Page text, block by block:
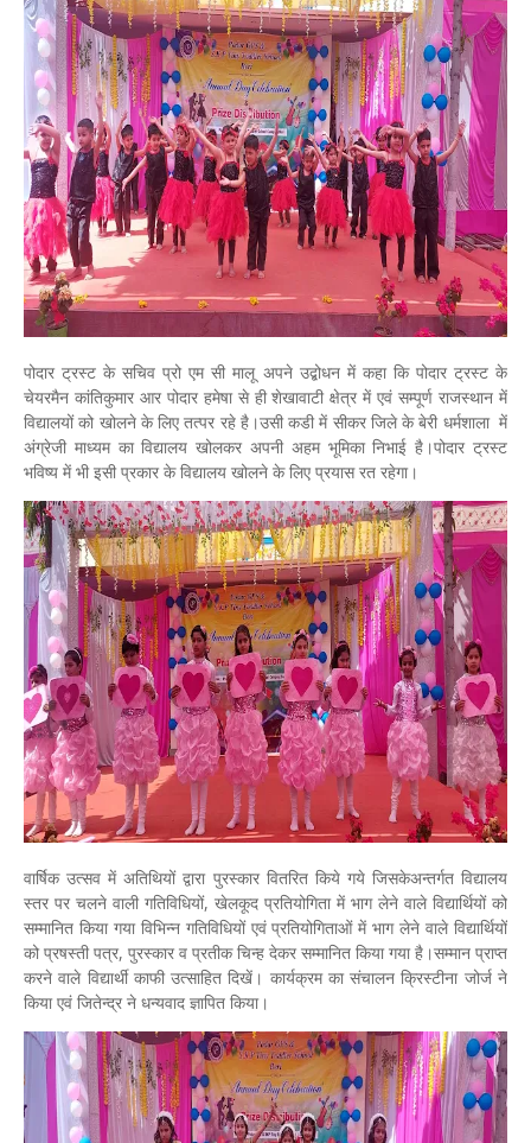
पोदार ट्रस्ट के सचिव प्रो एम सी मालू अपने उद्बोधन में कहा कि पोदार ट्रस्ट के
चेयरमैन कांतिकुमार आर पोदार हमेषा से ही शेखावाटी क्षेत्र में एवं सम्पूर्ण राजस्थान में
विद्यालयों को खोलने के लिए तत्पर रहे है।उसी कडी में सीकर जिले के बेरी धर्मशाला में
अंग्रेजी माध्यम का विद्यालय खोलकर अपनी अहम भूमिका निभाई है।पोदार ट्रस्ट
भविष्य में भी इसी प्रकार के विद्यालय खोलने के लिए प्रयास रत रहेगा।
वार्षिक उत्सव में अतिथियों द्वारा पुरस्कार वितरित किये गये जिसकेअन्तर्गत विद्यालय
स्तर पर चलने वाली गतिविधियों, खेलकूद प्रतियोगिता में भाग लेने वाले विद्यार्थियों को
सम्मानित किया गया विभिन्न गतिविधियों एवं प्रतियोगिताओं में भाग लेने वाले विद्यार्थियों
को प्रषस्ती पत्र, पुरस्कार व प्रतीक चिन्ह देकर सम्मानित किया गया है।सम्मान प्राप्त
करने वाले विद्यार्थी काफी उत्साहित दिखें। कार्यक्रम का संचालन क्रिस्टीना जोर्ज ने
किया एवं जितेन्द्र ने धन्यवाद ज्ञापित किया।